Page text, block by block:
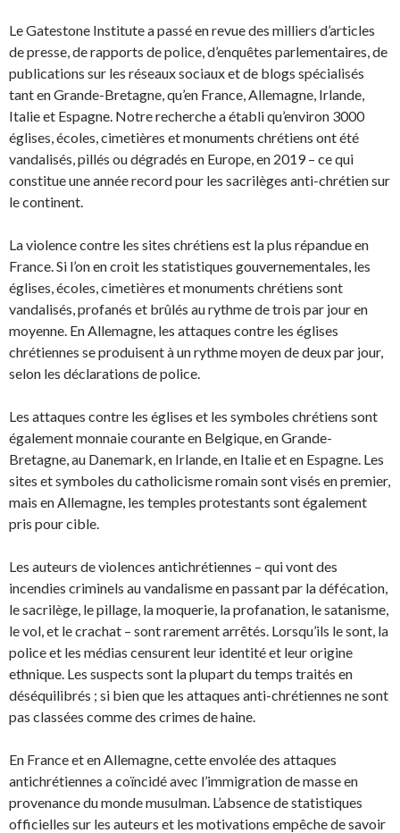
Le Gatestone Institute a passé en revue des milliers d’articles
de presse, de rapports de police, d’enquêtes parlementaires, de
publications sur les réseaux sociaux et de blogs spécialisés
tant en Grande-Bretagne, qu’en France, Allemagne, Irlande,
Italie et Espagne. Notre recherche a établi qu’environ 3000
églises, écoles, cimetières et monuments chrétiens ont été
vandalisés, pillés ou dégradés en Europe, en 2019 – ce qui
constitue une année record pour les sacrilèges anti-chrétien sur
le continent.
La violence contre les sites chrétiens est la plus répandue en
France. Si l’on en croit les statistiques gouvernementales, les
églises, écoles, cimetières et monuments chrétiens sont
vandalisés, profanés et brûlés au rythme de trois par jour en
moyenne. En Allemagne, les attaques contre les églises
chrétiennes se produisent à un rythme moyen de deux par jour,
selon les déclarations de police.
Les attaques contre les églises et les symboles chrétiens sont
également monnaie courante en Belgique, en Grande-
Bretagne, au Danemark, en Irlande, en Italie et en Espagne. Les
sites et symboles du catholicisme romain sont visés en premier,
mais en Allemagne, les temples protestants sont également
pris pour cible.
Les auteurs de violences antichrétiennes – qui vont des
incendies criminels au vandalisme en passant par la défécation,
le sacrilège, le pillage, la moquerie, la profanation, le satanisme,
le vol, et le crachat – sont rarement arrêtés. Lorsqu’ils le sont, la
police et les médias censurent leur identité et leur origine
ethnique. Les suspects sont la plupart du temps traités en
déséquilibrés ; si bien que les attaques anti-chrétiennes ne sont
pas classées comme des crimes de haine.
En France et en Allemagne, cette envolée des attaques
antichrétiennes a coïncidé avec l’immigration de masse en
provenance du monde musulman. L’absence de statistiques
officielles sur les auteurs et les motivations empêche de savoir